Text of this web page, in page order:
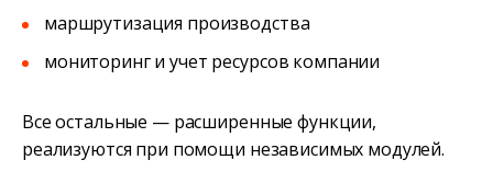
маршрутизация производства
мониторинг и учет ресурсов компании
Все остальные — расширенные функции,
реализуются при помощи независимых модулей.